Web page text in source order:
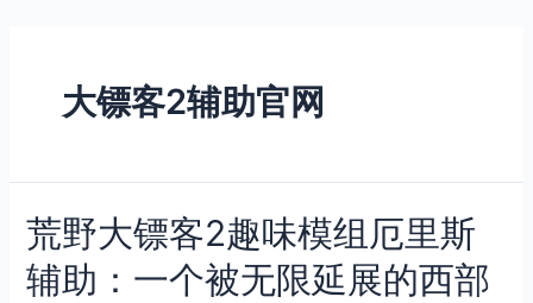
大镖客2辅助官网
荒野大镖客2趣味模组厄里斯
辅助：一个被无限延展的西部